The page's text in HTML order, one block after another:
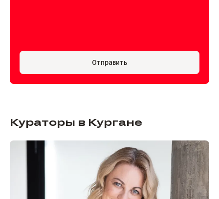
Отправить
Кураторы в Кургане